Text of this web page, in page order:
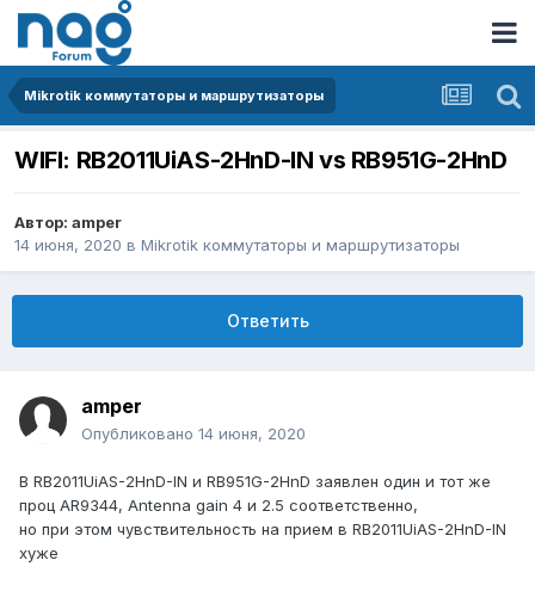
Mikrotik коммутаторы и маршрутизаторы
WIFI: RB2011UiAS-2HnD-IN vs RB951G-2HnD
Автор: amper
14 июня, 2020 в Mikrotik коммутаторы и маршрутизаторы
Ответить
amper
Опубликовано 14 июня, 2020
В RB2011UiAS-2HnD-IN и RB951G-2HnD заявлен один и тот же
проц AR9344, Antenna gain 4 и 2.5 соответственно,
но при этом чувствительность на прием в RB2011UiAS-2HnD-IN
хуже